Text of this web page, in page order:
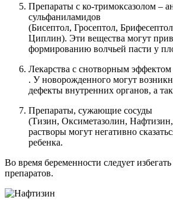
Препараты с ко-тримоксазолом –
сульфаниламидов
(Бисептол, Гросептол,
Циплин). Эти вещества могут
формированию волчьей пасти у
Лекарства с снотворным
. У новорожденного могут
дефекты внутренних органов, а
Препараты, сужающие сосуды
(Тизин, Оксиметазолин,
растворы могут негативно
ребенка.
Во время беременности следует
препаратов.